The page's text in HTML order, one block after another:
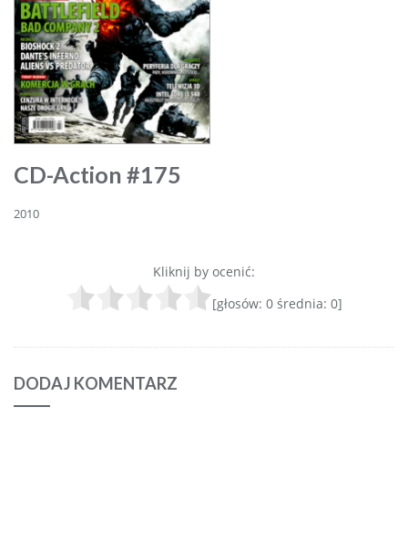
CD-Action #175
2010
Kliknij by ocenić:
[głosów: 0średnia: 0]
DODAJ KOMENTARZ